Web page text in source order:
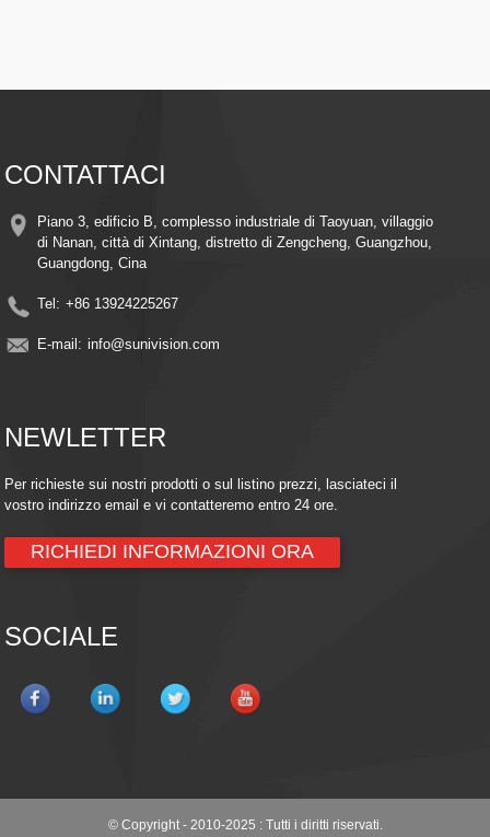
CONTATTACI
Piano 3, edificio B, complesso industriale di Taoyuan, villaggio
di Nanan, città di Xintang, distretto di Zengcheng, Guangzhou,
Guangdong, Cina
Tel: +86 13924225267
E-mail: info@sunivision.com
NEWLETTER
Per richieste sui nostri prodotti o sul listino prezzi, lasciateci il
vostro indirizzo email e vi contatteremo entro 24 ore.
RICHIEDI INFORMAZIONI ORA
SOCIALE
© Copyright - 2010-2025 : Tutti i diritti riservati.